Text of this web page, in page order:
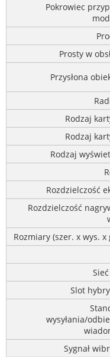
Pokrowiec
Prosty w
Przysłona
Rodzaj
Rodzaj
Rodzaj
Rozdzielczość
Rozdzielczość
Rozmiary (szer. x wys. x
Slot
wysyłania/
Sygnał